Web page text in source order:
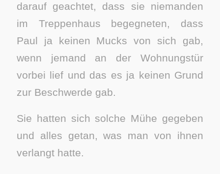
darauf geachtet, dass sie niemanden
im Treppenhaus begegneten, dass
Paul ja keinen Mucks von sich gab,
wenn jemand an der Wohnungstür
vorbei lief und das es ja keinen Grund
zur Beschwerde gab.
Sie hatten sich solche Mühe gegeben
und alles getan, was man von ihnen
verlangt hatte.